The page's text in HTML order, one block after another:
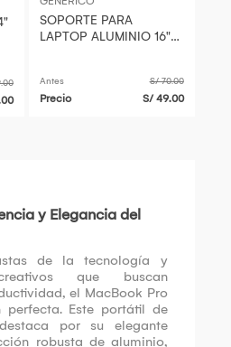
SOPORTE PARA
LAPTOP ALUMINIO 16"
Antes S/ 70.00
Precio S/ 49.00
y Elegancia del
de la tecnología y
que buscan
el MacBook Pro
perfecta. Este portátil de
por su elegante
robusta de aluminio,